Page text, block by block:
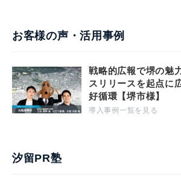
お客様の声・活用事例
戦略的広報で堺の魅
スリリースを起点に
好循環【堺市様】
導入事例一覧を見る
汐留PR塾